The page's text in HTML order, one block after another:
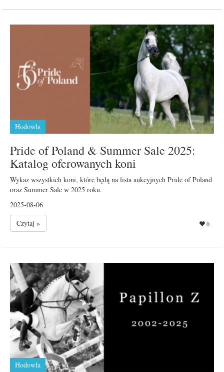
Hodowla
Pride of Poland & Summer Sale 2025:
Katalog oferowanych koni
Wykaz wszystkich koni, które będą na lista aukcyjnych Pride of Poland
oraz Summer Sale w 2025 roku.
2025-08-06
Czytaj »
0
Hodowla